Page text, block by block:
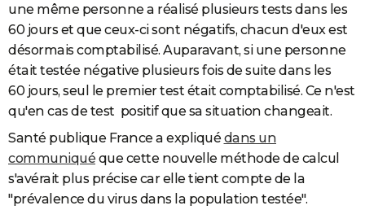
une même personne a réalisé plusieurs tests dans les
60 jours et que ceux-ci sont négatifs, chacun d'eux est
désormais comptabilisé. Auparavant, si une personne
était testée négative plusieurs fois de suite dans les
60 jours, seul le premier test était comptabilisé. Ce n'est
qu'en cas de test positif que sa situation changeait.
Santé publique France a expliquédans un
communiqué que cette nouvelle méthode de calcul
s'avérait plus précise car elle tient compte de la
"prévalence du virus dans la population testée".